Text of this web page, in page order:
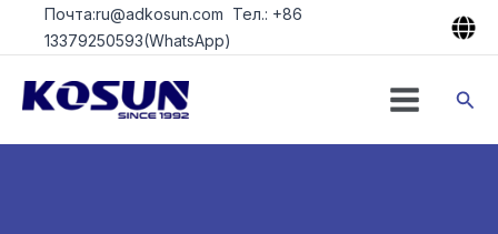
ПерейтиПочта:ru@adkosun.com Тел.: +86
13379250593(WhatsApp)